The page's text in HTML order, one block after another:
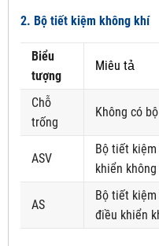
2. Bộ tiết kiệm không khí
Biểu
tượng
Miêu tả
Chỗ
trống
Không có
ASV
Bộ tiết
khiển
AS
Bộ tiết
điều khiển